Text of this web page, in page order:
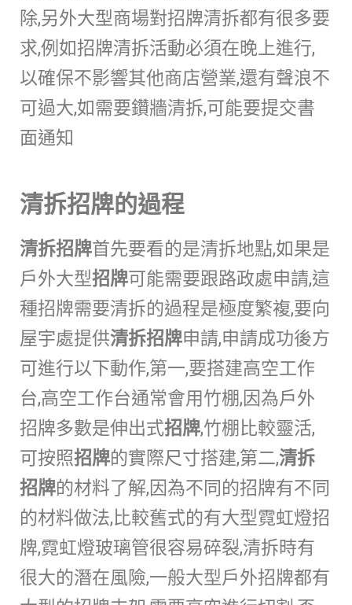
除,另外大型商場對招牌清拆都有很多要
求,例如招牌清拆活動必須在晚上進行,
以確保不影響其他商店營業,還有聲浪不
可過大,如需要鑽牆清拆,可能要提交書
面通知
清拆招牌的過程
清拆招牌首先要看的是清拆地點,如果是
戶外大型招牌可能需要跟路政處申請,這
種招牌需要清拆的過程是極度繁複,要向
屋宇處提供清拆招牌申請,申請成功後方
可進行以下動作,第一,要搭建高空工作
台,高空工作台通常會用竹棚,因為戶外
招牌多數是伸出式招牌,竹棚比較靈活,
可按照招牌的實際尺寸搭建,第二,清拆
招牌的材料了解,因為不同的招牌有不同
的材料做法,比較舊式的有大型霓虹燈招
牌,霓虹燈玻璃管很容易碎裂,清拆時有
很大的潛在風險,一般大型戶外招牌都有